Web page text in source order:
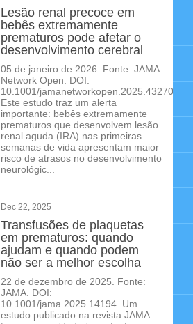
Lesão renal precoce em
bebês extremamente
prematuros pode afetar o
desenvolvimento cerebral
05 de janeiro de 2026. Fonte: JAMA
Network Open. DOI:
10.1001/jamanetworkopen.2025.43270.
Este estudo traz um alerta
importante: bebês extremamente
prematuros que desenvolvem lesão
renal aguda (IRA) nas primeiras
semanas de vida apresentam maior
risco de atrasos no desenvolvimento
neurológic...
Dec 22, 2025
Transfusões de plaquetas
em prematuros: quando
ajudam e quando podem
não ser a melhor escolha
22 de dezembro de 2025. Fonte:
JAMA. DOI:
10.1001/jama.2025.14194. Um
estudo publicado na revista JAMA